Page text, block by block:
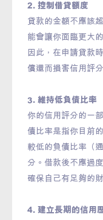
2. 控制借貸額度
貸款的金額不應該
能會讓你面臨更大
因此，在申請貸款
償還而損害信用評分
3. 維持低負債比率
你的信用評分的一
債比率是指你目前
較低的負債比率（
分。借款後不應過
確保自己有足夠的
4. 建立長期的信用